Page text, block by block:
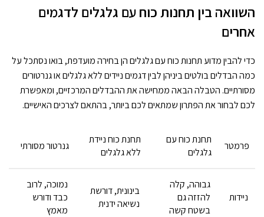
השוואה בין תחנות כוח עם גלגלים לדגמים
אחרים
כדי להבין מדוע תחנות כוח עם גלגלים הן בחירה מועדפת, בואו נסתכל על
כמה הבדלים בולטים ביניהן לבין דגמים ניידים ללא גלגלים או גנרטורים
מסורתיים. הטבלה הבאה ממחישה את ההבדלים המרכזיים, ומאפשרת
לכם לבחור את הפתרון שמתאים לכם ביותר, בהתאם לצרכים האישיים.
פרמטר
תחנת כוח עם
גלגלים
תחנת כוח ניידת
ללא גלגלים
גנרטור מסורתי
ניידות
גבוהה, קלה
להזזה גם
בשטח קשה
בינונית, דורשת
נשיאה ידנית
נמוכה, לרוב
כבד ודורש
מאמץ